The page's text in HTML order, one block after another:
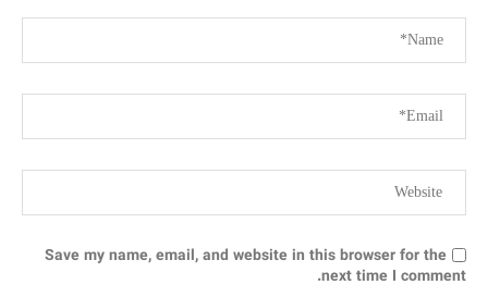
Save my name, email, and website in this browser for the
next time I comment.